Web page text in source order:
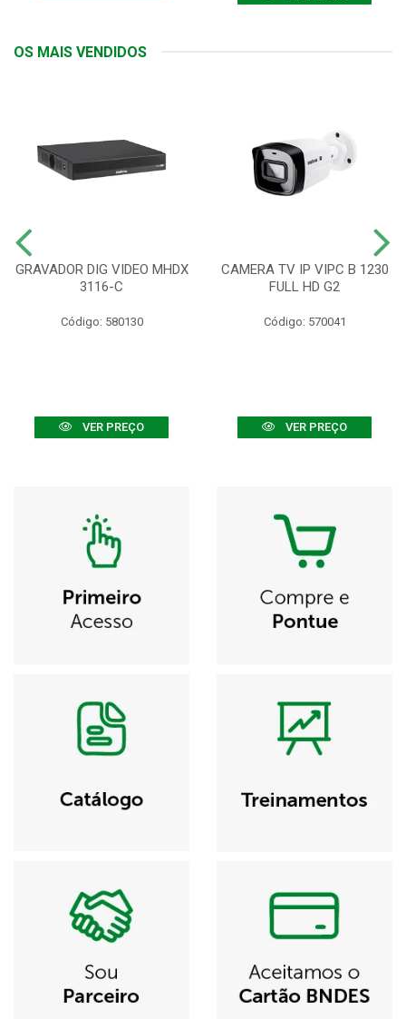
OS MAIS VENDIDOS
GRAVADOR DIG VIDEO MHDX
3116-C
Código: 580130
VER PREÇO
CAMERA TV IP VIPC B 1230
FULL HD G2
Código: 570041
VER PREÇO